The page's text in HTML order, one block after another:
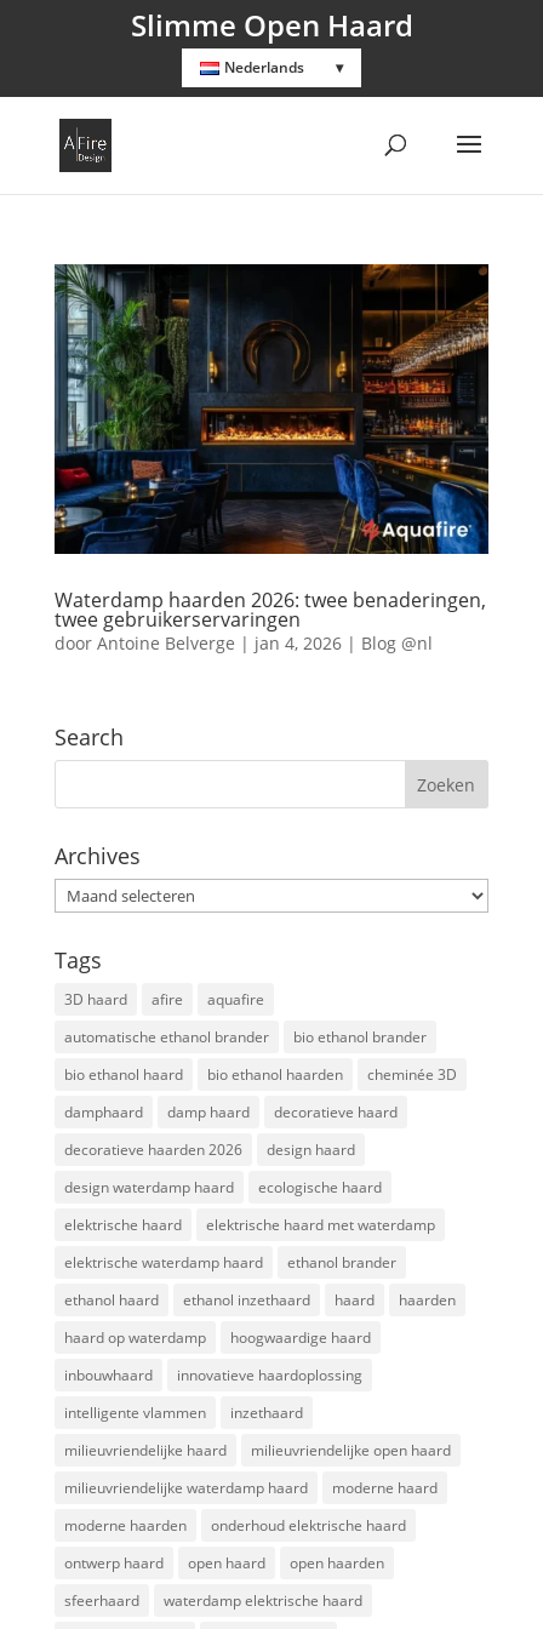
Nederlands
Slimme Open Haard
Waterdamp haarden 2026: twee benaderingen,
twee gebruikerservaringen
door Antoine Belverge | jan 4, 2026| Blog @nl
Search
Archives
Archives
Tags
3D haard afire
aquafire
automatische ethanol brander
bio ethanol brander
bio ethanol haard
bio ethanol haarden
cheminée 3D
damphaard
damp haard
decoratieve haard
decoratieve haarden 2026
design haard
design waterdamp haard
ecologische haard
elektrische haard
elektrische haard met waterdamp
elektrische waterdamp haard
ethanol brander
ethanol haard
ethanol inzethaard haard
haarden
haard op waterdamp
hoogwaardige haard
inbouwhaard
innovatieve haardoplossing
intelligente vlammen
inzethaard
milieuvriendelijke haard
milieuvriendelijke open haard
milieuvriendelijke waterdamp haard
moderne haard
moderne haarden
onderhoud elektrische haard
ontwerp haard
open haard
open haarden
sfeerhaard
waterdamp elektrische haard